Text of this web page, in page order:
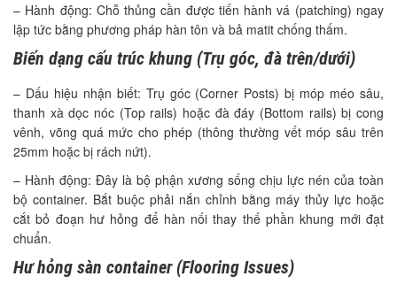
– Hành động: Chỗ thủng cần được tiến hành vá (patching) ngay
lập tức bằng phương pháp hàn tôn và bả matit chống thấm.
Biến dạng cấu trúc khung (Trụ góc, đà trên/dưới)
– Dấu hiệu nhận biết: Trụ góc (Corner Posts) bị móp méo sâu,
thanh xà dọc nóc (Top rails) hoặc đà đáy (Bottom rails) bị cong
vênh, võng quá mức cho phép (thông thường vết móp sâu trên
25mm hoặc bị rách nứt).
– Hành động: Đây là bộ phận xương sống chịu lực nén của toàn
bộ container. Bắt buộc phải nắn chỉnh bằng máy thủy lực hoặc
cắt bỏ đoạn hư hỏng để hàn nối thay thế phần khung mới đạt
chuẩn.
Hư hỏng sàn container (Flooring Issues)